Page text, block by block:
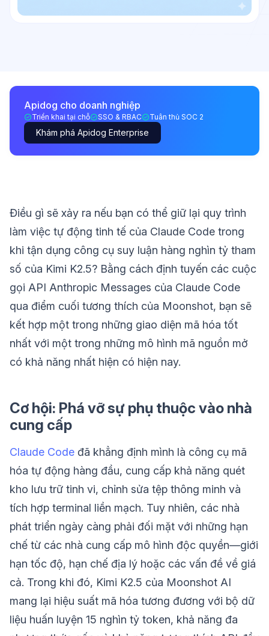
Apidog cho doanh nghiệp
Triển khai tại chỗ SSO & RBAC Tuân thủ SOC 2
Khám phá Apidog Enterprise
Điều gì sẽ xảy ra nếu bạn có thể giữ lại quy trình
làm việc tự động tinh tế của Claude Code trong
khi tận dụng công cụ suy luận hàng nghìn tỷ tham
số của Kimi K2.5? Bằng cách định tuyến các cuộc
gọi API Anthropic Messages của Claude Code
qua điểm cuối tương thích của Moonshot, bạn sẽ
kết hợp một trong những giao diện mã hóa tốt
nhất với một trong những mô hình mã nguồn mở
có khả năng nhất hiện có hiện nay.
Cơ hội: Phá vỡ sự phụ thuộc vào nhà
cung cấp
Claude Code đã khẳng định mình là công cụ mã
hóa tự động hàng đầu, cung cấp khả năng quét
kho lưu trữ tinh vi, chỉnh sửa tệp thông minh và
tích hợp terminal liền mạch. Tuy nhiên, các nhà
phát triển ngày càng phải đối mặt với những hạn
chế từ các nhà cung cấp mô hình độc quyền—giới
hạn tốc độ, hạn chế địa lý hoặc các vấn đề về giá
cả. Trong khi đó, Kimi K2.5 của Moonshot AI
mang lại hiệu suất mã hóa tương đương với bộ dữ
liệu huấn luyện 15 nghìn tỷ token, khả năng đa